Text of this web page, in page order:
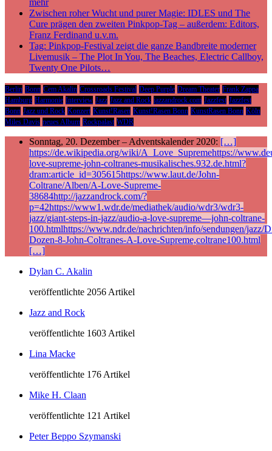
mehr
Zwischen roher Wucht und purer Magie: IDLES und The
Cure prägen den zweiten Pinkpop-Tag – außerdem: Editors,
Franz Ferdinand u.v.m.
Tag: Pinkpop-Festival zeigt die ganze Bandbreite moderner
Livemusik – The Plot In You, The Beaches, Electric Callboy,
Twenty One Pilots…
Berlin Bonn Cem Akalin Crossroads Festival Deep Purple Dream Theater Frank Zappa
Hamburg Harmonie Interview Jazz Jazz and Rock jazzandrock.com Jazzfest Jazzfest
Bonn Jazz und Rock Konzert Kunst!Rasen Kunst!Rasen Bonn KunstRasen Bonn Köln
Miles Davis neues Album Rockpalast WDR
Sonntag, 20. Dezember – Adventskalender 2020: […]
https://de.wikipedia.org/wiki/A_Love_Supremehttps://
love-supreme-john-coltranes-musikalisches.932.de.html?
dram:article_id=305615https://www.laut.de/John-
Coltrane/Alben/A-Love-Supreme-
38684http://jazzandrock.com/?
p=42https://www1.wdr.de/mediathek/audio/wdr3/wdr3-
jazz/giant-steps-in-jazz/audio-a-love-supreme—john-coltrane-
100.htmlhttps://www.ndr.de/nachrichten/info/sendungen/jazz/
Dozen-8-John-Coltranes-A-Love-Supreme,coltrane100.html
[…]
Dylan C. Akalin
veröffentlichte 2056 Artikel
Jazz and Rock
veröffentlichte 1603 Artikel
Lina Macke
veröffentlichte 176 Artikel
Mike H. Claan
veröffentlichte 121 Artikel
Peter Beppo Szymanski